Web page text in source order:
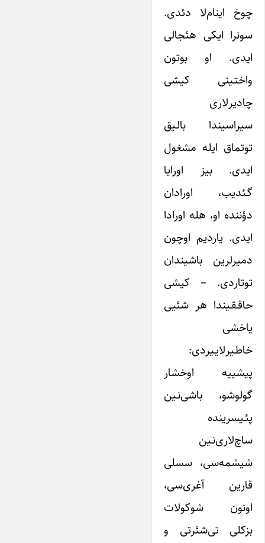
چوخ اینام‌لا دئدی.
سونرا ایکی هئجالی
ایدی. او بوتون
واختـینی کیشی
چادیرلاری
سیراسیندا بالـیق
توتماق ایله مشغول
ایدی. بیز اورایا
گـئدیب، اورادان
دؤننده او، هله اورادا
ایدی. یاردیم اوچون
دمیرلرین باشیندان
توتاردی. – کیشی
حاقـقـیندا هر شئیی
یاخشی
خاطـیرلایـیردی:
پیشییه اوخشار
گولوشو، باشی‌نـین
پئـیسرینده
ساچ‌لاری‌نـین
شیشمه‌سی، سسلی
قارین آغری‌سی،
اونون شوکولات
بز‌کلی تی‌شئرتی و